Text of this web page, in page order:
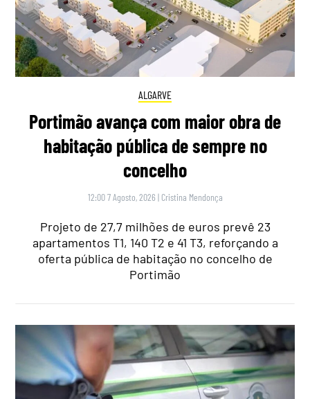
ALGARVE
Portimão avança com maior obra de
habitação pública de sempre no
concelho
12:00 7 Agosto, 2026 | Cristina Mendonça
Projeto de 27,7 milhões de euros prevê 23
apartamentos T1, 140 T2 e 41 T3, reforçando a
oferta pública de habitação no concelho de
Portimão